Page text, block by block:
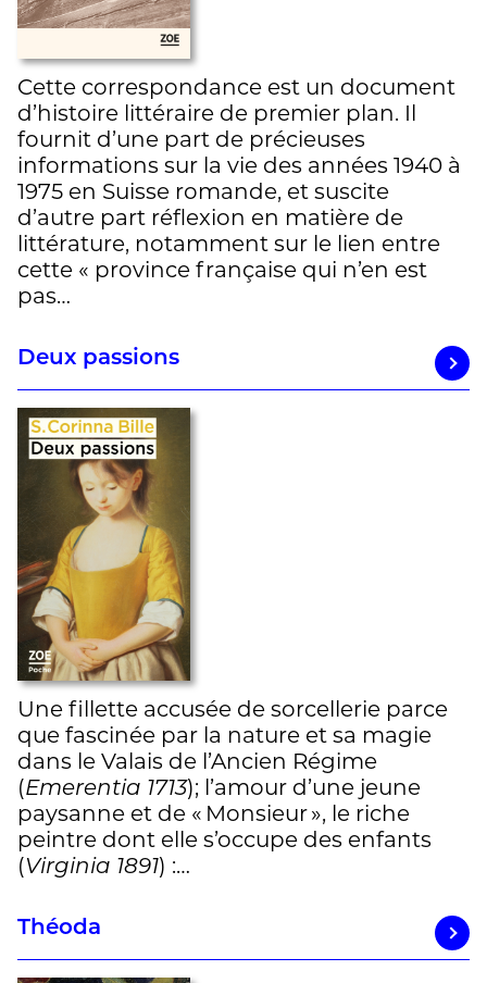
Cette correspondance est un document
d’histoire littéraire de premier plan. Il
fournit d’une part de précieuses
informations sur la vie des années 1940 à
1975 en Suisse romande, et suscite
d’autre part réflexion en matière de
littérature, notamment sur le lien entre
cette « province française qui n’en est
pas…
Deux passions
Une fillette accusée de sorcellerie parce
que fascinée par la nature et sa magie
dans le Valais de l’Ancien Régime
(Emerentia 1713); l’amour d’une jeune
paysanne et de « Monsieur », le riche
peintre dont elle s’occupe des enfants
( Virginia 1891) :…
Théoda